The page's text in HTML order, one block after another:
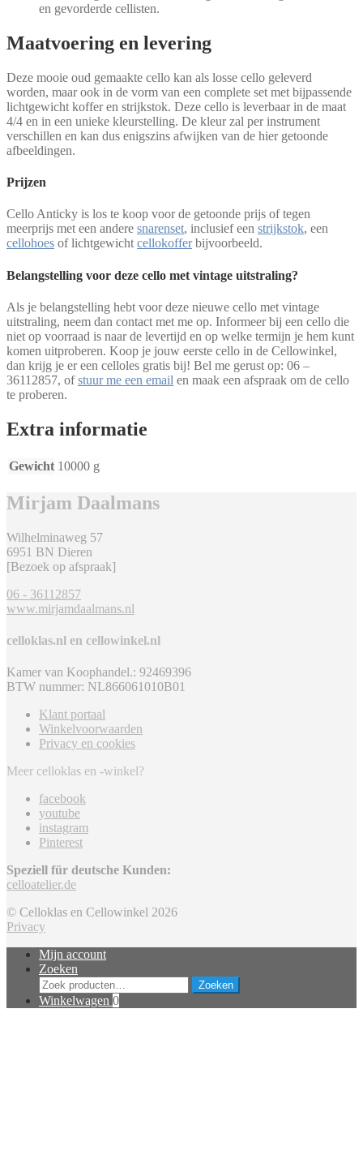
en gevorderde cellisten.
Maatvoering en levering
Deze mooie oud gemaakte cello kan als losse cello geleverd
worden, maar ook in de vorm van een complete set met bijpassende
lichtgewicht koffer en strijkstok. Deze cello is leverbaar in de maat
4/4 en in een unieke kleurstelling. De kleur zal per instrument
verschillen en kan dus enigszins afwijken van de hier getoonde
afbeeldingen.
Prijzen
Cello Anticky is los te koop voor de getoonde prijs of tegen
meerprijs met een andere snarenset, inclusief een strijkstok, een
cellohoes of lichtgewicht cellokofferbijvoorbeeld.
Belangstelling voor deze cello met vintage uitstraling?
Als je belangstelling hebt voor deze nieuwe cello met vintage
uitstraling, neem dan contact met me op. Informeer bij een cello die
niet op voorraad is naar de levertijd en op welke termijn je hem kunt
komen uitproberen. Koop je jouw eerste cello in de Cellowinkel,
dan krijg je er een celloles gratis bij! Bel me gerust op: 06 –
36112857, ofstuur me een email en maak een afspraak om de cello
te proberen.
Extra informatie
Gewicht 10000 g
Mirjam Daalmans
Wilhelminaweg 57
6951 BN Dieren
[Bezoek op afspraak]
06 - 36112857
www.mirjamdaalmans.nl
celloklas.nl en cellowinkel.nl
Kamer van Koophandel.: 92469396
BTW nummer: NL866061010B01
Klant portaal
Winkelvoorwaarden
Privacy en cookies
Meer celloklas en -winkel?
facebook
youtube
instagram
Pinterest
Speziell für deutsche Kunden:
celloatelier.de
© Celloklas en Cellowinkel 2026
Privacy
Mijn account
Zoeken
Zoeken
naar:
Zoeken
Winkelwagen 0